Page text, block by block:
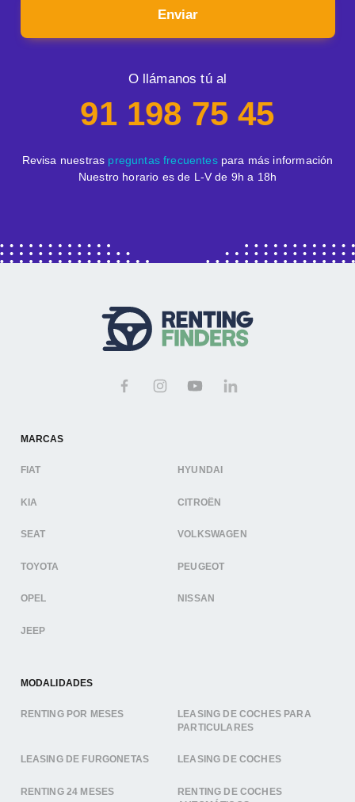
Enviar
O llámanos tú al
91 198 75 45
Revisa nuestras preguntas frecuentespara más información
Nuestro horario es de L-V de 9h a 18h
MARCAS
FIAT HYUNDAI
KIA CITROËN
SEAT VOLKSWAGEN
TOYOTA PEUGEOT
OPEL NISSAN
JEEP
MODALIDADES
RENTING POR MESES
LEASING DE COCHES PARA
PARTICULARES
LEASING DE FURGONETAS LEASING DE COCHES
RENTING 24 MESES
RENTING DE COCHES